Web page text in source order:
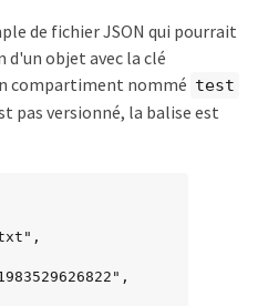
de fichier JSON qui pourrait
d'un objet avec la clé
compartiment nommé test
pas versionné, la balise est